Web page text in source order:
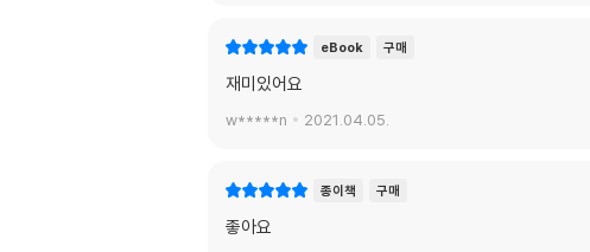
eBook 구매
재미있어요
w*****n 2021.04.05.
종이책 구매
좋아요